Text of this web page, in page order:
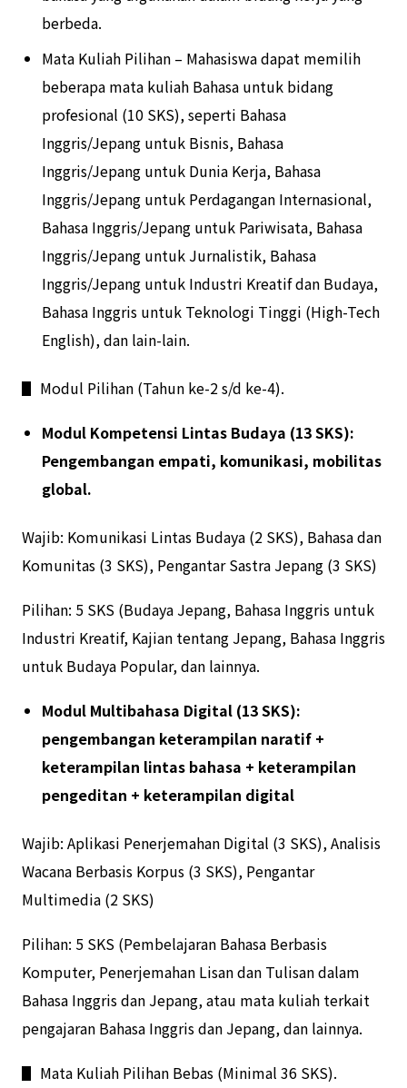
berbeda.
Mata Kuliah Pilihan – Mahasiswa dapat memilih
beberapa mata kuliah Bahasa untuk bidang
profesional (10 SKS), seperti Bahasa
Inggris/Jepang untuk Bisnis, Bahasa
Inggris/Jepang untuk Dunia Kerja, Bahasa
Inggris/Jepang untuk Perdagangan Internasional,
Bahasa Inggris/Jepang untuk Pariwisata, Bahasa
Inggris/Jepang untuk Jurnalistik, Bahasa
Inggris/Jepang untuk Industri Kreatif dan Budaya,
Bahasa Inggris untuk Teknologi Tinggi (High-Tech
English), dan lain-lain.
▋ Modul Pilihan (Tahun ke-2 s/d ke-4).
Modul Kompetensi Lintas Budaya (13 SKS):
Pengembangan empati, komunikasi, mobilitas
global.
Wajib: Komunikasi Lintas Budaya (2 SKS), Bahasa dan
Komunitas (3 SKS), Pengantar Sastra Jepang (3 SKS)
Pilihan: 5 SKS (Budaya Jepang, Bahasa Inggris untuk
Industri Kreatif, Kajian tentang Jepang, Bahasa Inggris
untuk Budaya Popular, dan lainnya.
Modul Multibahasa Digital (13 SKS):
pengembangan keterampilan naratif +
keterampilan lintas bahasa + keterampilan
pengeditan + keterampilan digital
Wajib: Aplikasi Penerjemahan Digital (3 SKS), Analisis
Wacana Berbasis Korpus (3 SKS), Pengantar
Multimedia (2 SKS)
Pilihan: 5 SKS (Pembelajaran Bahasa Berbasis
Komputer, Penerjemahan Lisan dan Tulisan dalam
Bahasa Inggris dan Jepang, atau mata kuliah terkait
pengajaran Bahasa Inggris dan Jepang, dan lainnya.
▋ Mata Kuliah Pilihan Bebas (Minimal 36 SKS).